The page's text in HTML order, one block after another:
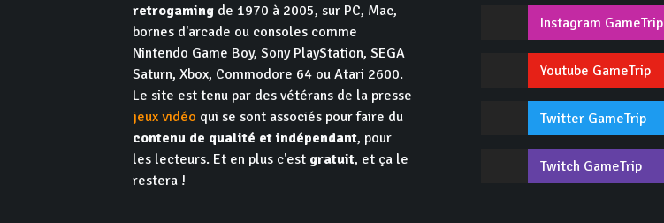
retrogaming de 1970 à 2005, sur PC, Mac,
bornes d'arcade ou consoles comme
Nintendo Game Boy, Sony PlayStation, SEGA
Saturn, Xbox, Commodore 64 ou Atari 2600.
Le site est tenu par des vétérans de la presse
jeux vidéo qui se sont associés pour faire du
contenu de qualité et indépendant, pour
les lecteurs. Et en plus c'est gratuit, et ça le
restera !
Instagram GameTrip
Youtube GameTrip
Twitter GameTrip
Twitch GameTrip